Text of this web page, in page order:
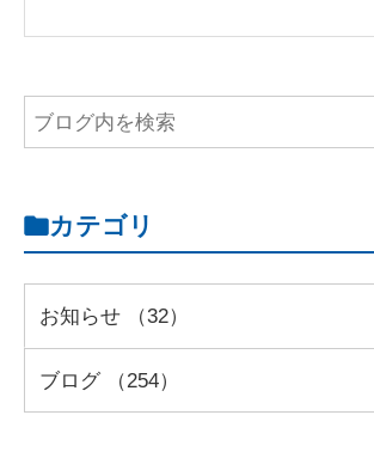
カテゴリ
お知らせ （32）
ブログ （254）